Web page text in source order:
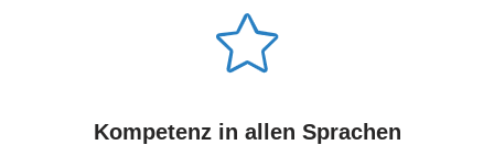
Kompetenz in allen Sprachen